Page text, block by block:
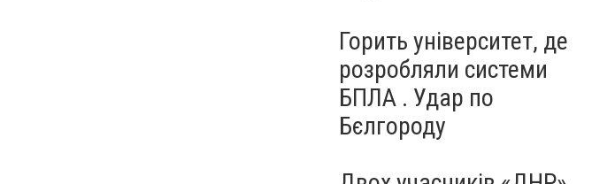
Горить університет, де
розробляли системи
БПЛА . Удар по
Бєлгороду